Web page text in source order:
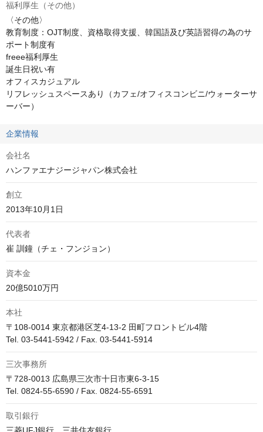
福利厚生（その他）
〈その他〉
教育制度：OJT制度、資格取得支援、韓国語及び英語習得の為のサ
ポート制度有
freee福利厚生
誕生日祝い有
オフィスカジュアル
リフレッシュスペースあり（カフェ/オフィスコンビニ/ウォーターサ
ーバー）
企業情報
会社名
ハンファエナジージャパン株式会社
創立
代表者
崔 訓鐘（チェ・フンジョン）
資本金
20億5010万円
本社
〒108-0014 東京都港区芝4-13-2 田町フロントビル4階
Tel. 03-5441-5942 / Fax. 03-5441-5914
三次事務所
〒728-0013 広島県三次市十日市東6-3-15
Tel. 0824-55-6590 / Fax. 0824-55-6591
取引銀行